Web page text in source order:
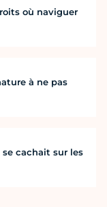
où naviguer
à ne pas
se cachait sur les